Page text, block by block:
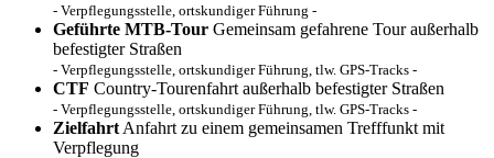
- Verpflegungsstelle, ortskundiger Führung -
Geführte MTB-Tour Gemeinsam gefahrene Tour außerhalb
befestigter Straßen
- Verpflegungsstelle, ortskundiger Führung, tlw. GPS-Tracks -
CTF Country-Tourenfahrt außerhalb befestigter Straßen
- Verpflegungsstelle, ortskundiger Führung, tlw. GPS-Tracks -
Zielfahrt Anfahrt zu einem gemeinsamen Trefffunkt mit
Verpflegung